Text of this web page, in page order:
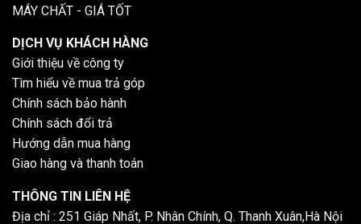
MÁY CHẤT - GIÁ TỐT
DỊCH VỤ KHÁCH HÀNG
Giới thiệu về công ty
Tìm hiểu về mua trả góp
Chính sách bảo hành
Chính sách đổi trả
Hướng dẫn mua hàng
Giao hàng và thanh toán
THÔNG TIN LIÊN HỆ
Địa chỉ : 251 Giáp Nhất, P. Nhân Chính, Q. Thanh Xuân,Hà Nội